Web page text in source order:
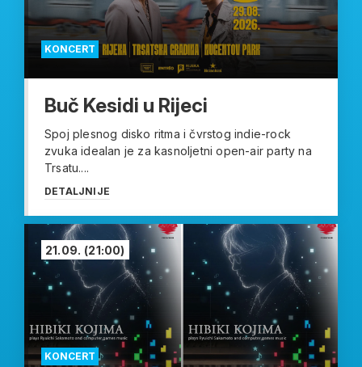
KONCERT
Buč Kesidi u Rijeci
Spoj plesnog disko ritma i čvrstog indie-rock
zvuka idealan je za kasnoljetni open-air party na
Trsatu....
DETALJNIJE
KONCERT
21.09. (21:00)